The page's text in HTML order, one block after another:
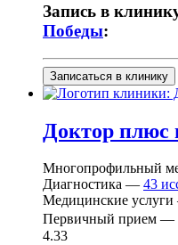
Запись в
Победы:
Записаться в клинику
Доктор плюс
Многопрофильный
Диагностика — 43
Медицинские
Первичный прием —
4.33